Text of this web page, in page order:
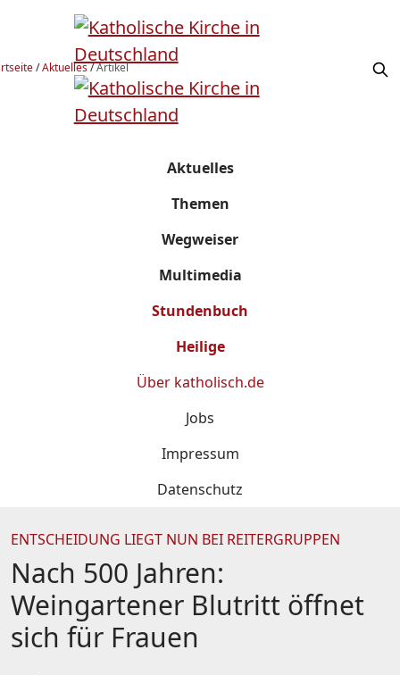
/Aktuelles/Artikel
Aktuelles
Themen
Wegweiser
Multimedia
Stundenbuch
Heilige
Über katholisch.de
Jobs
Impressum
Datenschutz
ENTSCHEIDUNG LIEGT NUN BEI REITERGRUPPEN
Nach 500 Jahren:
Weingartener Blutritt öffnet
sich für Frauen